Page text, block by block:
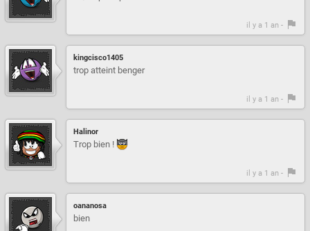
il y a 1 an -
kingcisco1405
trop atteint benger
il y a 1 an -
Halinor
Trop bien !
il y a 1 an -
oananosa
bien